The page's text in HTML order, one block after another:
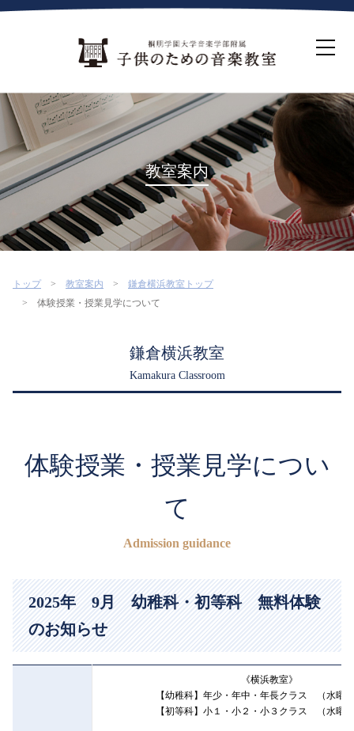
ホーム
生徒募集について
教室案内
コース紹介
概要・沿革
桐朋を選ぶ理由
インタビュー・コラム
イベント
よくある質問
教室案内
トップ 教室案内
鎌倉横浜教室トップ
体験授業・授業見学について
鎌倉横浜教室
Kamakura Classroom
体験授業・授業見学につい
て
Admission guidance
2025年 9月 幼稚科・初等科 無料体験
のお知らせ
《横浜教室》
【幼稚科】年少・年中・年長クラス （水曜
【初等科】小１・小２・小３クラス （水曜